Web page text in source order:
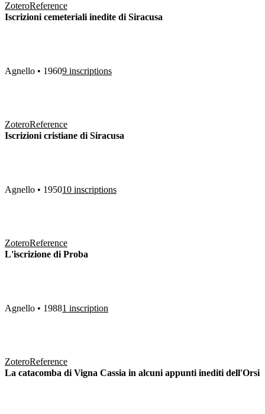
ZoteroReference
Iscrizioni cemeteriali inedite di Siracusa
Agnello • 1960 9 inscriptions
ZoteroReference
Iscrizioni cristiane di Siracusa
Agnello • 1950 10 inscriptions
ZoteroReference
L'iscrizione di Proba
Agnello • 1988 1 inscription
ZoteroReference
La catacomba di Vigna Cassia in alcuni appunti inediti dell'Orsi